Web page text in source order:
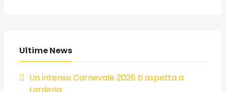
Ultime News
Un intenso Carnevale 2026 ti aspetta a
Larderia